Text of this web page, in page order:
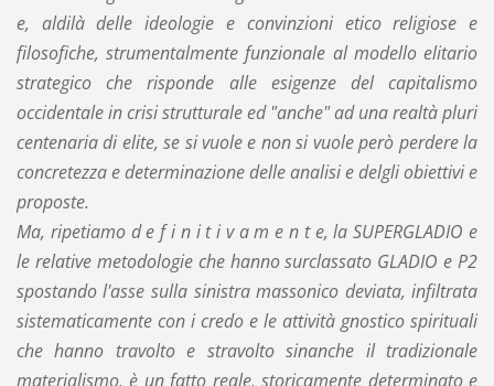
e, aldilà delle ideologie e convinzioni etico religiose e
filosofiche, strumentalmente funzionale al modello elitario
strategico che risponde alle esigenze del capitalismo
occidentale in crisi strutturale ed "anche" ad una realtà pluri
centenaria di elite, se si vuole e non si vuole però perdere la
concretezza e determinazione delle analisi e delgli obiettivi e
proposte.
Ma, ripetiamo d e f i n i t i v a m e n t e, la SUPERGLADIO e
le relative metodologie che hanno surclassato GLADIO e P2
spostando l'asse sulla sinistra massonico deviata, infiltrata
sistematicamente con i credo e le attività gnostico spirituali
che hanno travolto e stravolto sinanche il tradizionale
materialismo, è un fatto reale, storicamente determinato e